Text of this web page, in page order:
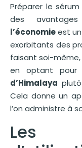
Préparer le
des avantages
l’économieest
exorbitants des
faisant soi-
en optant
d’Himalaya
Cela donne un
l’on administre à
Les